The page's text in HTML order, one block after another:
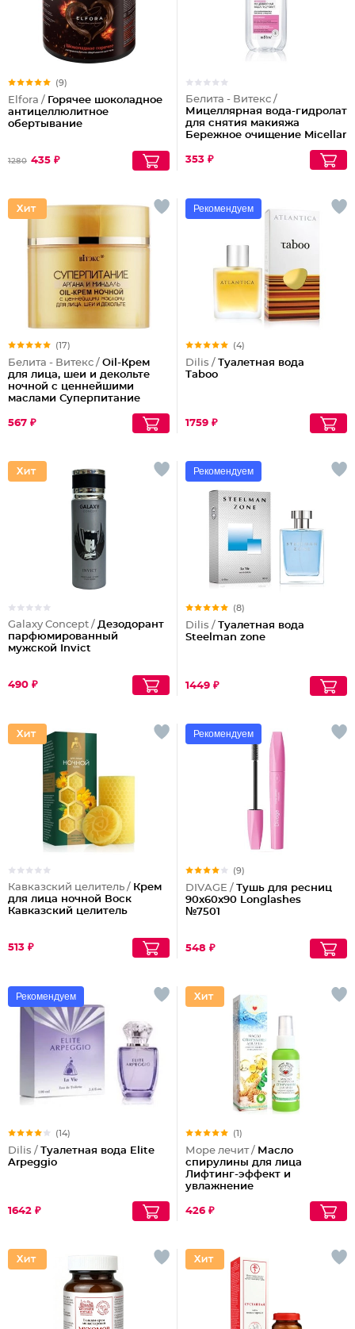
(9)
Elfora / Горячее шоколадное
антицеллюлитное
обертывание
1280 435 ₽
Белита - Витекс /
Мицеллярная вода-гидролат
для снятия макияжа
Бережное очищение Micellar
353 ₽
(17)
Белита - Витекс / Oil-Крем
для лица, шеи и декольте
ночной с ценнейшими
маслами Суперпитание
567 ₽
Рекомендуем
(4)
Dilis / Туалетная вода
Taboo
1759 ₽
Galaxy Concept / Дезодорант
парфюмированный
мужской Invict
490 ₽
Рекомендуем
(8)
Dilis / Туалетная вода
Steelman zone
1449 ₽
Кавказский целитель / Крем
для лица ночной Воск
Кавказский целитель
513 ₽
Рекомендуем
(9)
DIVAGE / Тушь для ресниц
90x60x90 Longlashes
№7501
548 ₽
Рекомендуем
(14)
Dilis / Туалетная вода Elite
Arpeggio
1642 ₽
(1)
Море лечит / Масло
спирулины для лица
Лифтинг-эффект и
увлажнение
426 ₽